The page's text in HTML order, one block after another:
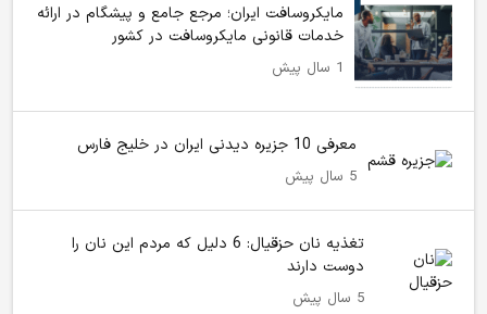
مایکروسافت ایران؛ مرجع جامع و پیشگام در ارائه
خدمات قانونی مایکروسافت در کشور
1 سال پیش
معرفی 10 جزیره دیدنی ایران در خلیج فارس
5 سال پیش
تغذیه نان حزقیال: 6 دلیل که مردم این نان را
دوست دارند
5 سال پیش